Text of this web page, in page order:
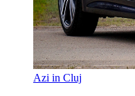
Azi in Cluj